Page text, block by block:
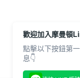
歡迎加入摩曼頓
點擊以下按鈕第
息👇